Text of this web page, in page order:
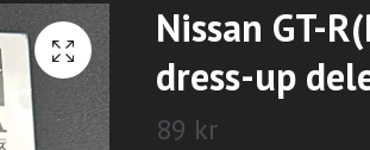
Nissan GT-
dress-up
89 kr